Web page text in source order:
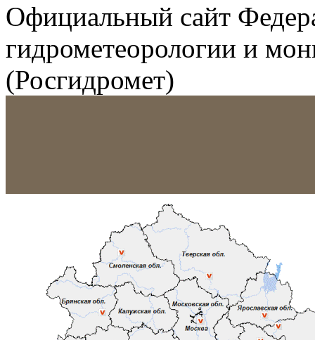
Официальный сайт
гидрометеорологии и
(Росгидромет)